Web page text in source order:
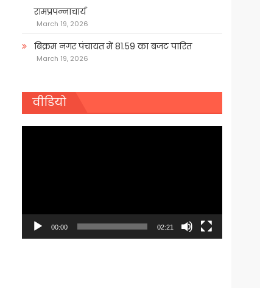
रामप्रपन्नाचार्य
March 19, 2026
बिक्रम नगर पंचायत में 81.59 का बजट पारित
March 19, 2026
वीडियो
00:00 02:21